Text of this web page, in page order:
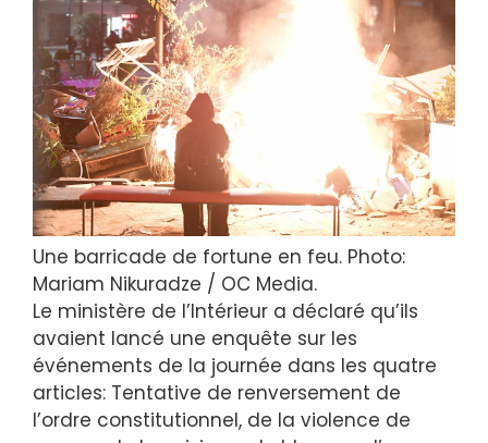
Une barricade de fortune en feu. Photo:
Mariam Nikuradze / OC Media.
Le ministère de l’Intérieur a déclaré qu’ils
avaient lancé une enquête sur les
événements de la journée dans les quatre
articles: Tentative de renversement de
l’ordre constitutionnel, de la violence de